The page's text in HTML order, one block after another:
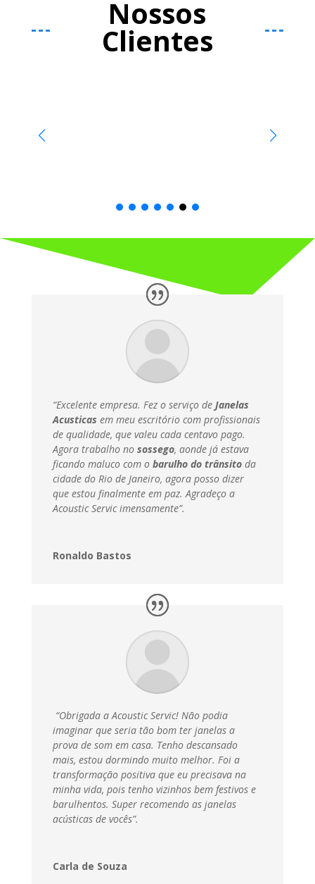
Nossos
Clientes
“Excelente empresa. Fez o serviço de Janelas
Acusticas em meu escritório com profissionais
de qualidade, que valeu cada centavo pago.
Agora trabalho no sossego, aonde já estava
ficando maluco com o barulho do trânsitoda
cidade do Rio de Janeiro, agora posso dizer
que estou finalmente em paz.Agradeço a
Acoustic Servic imensamente”.
Ronaldo Bastos
“Obrigada a Acoustic Servic! Não podia
imaginar que seria tão bom ter janelas a
prova de som em casa. Tenho descansado
mais, estou dormindo muito melhor. Foi a
transformação positiva que eu precisava na
minha vida, pois tenho vizinhos bem festivos e
barulhentos. Super recomendo as janelas
acústicas de vocês”.
Carla de Souza